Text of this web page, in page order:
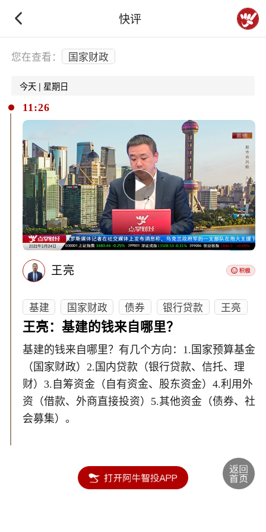
快评
下拉刷新
您在查看： 国家财政
今天 | 星期日
11:26
王亮
基建 国家财政 债券 银行贷款
王亮
王亮：基建的钱来自哪里？
基建的钱来自哪里？有几个方向：1.国家预算基金
（国家财政）2.国内贷款（银行贷款、信托、理
财）3.自筹资金（自有资金、股东资金）4.利用外
资（借款、外商直接投资）5.其他资金（债券、社
会募集）。